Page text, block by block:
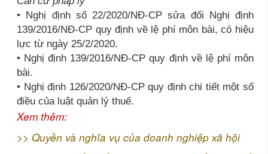
• Nghị định số 22/2020/NĐ-CP sửa đổi Nghị định
139/2016/NĐ-CP quy định về lệ phí môn bài, có hiệu
lực từ ngày 25/2/2020.
• Nghị định 139/2016/NĐ-CP quy định về lệ phí môn
bài.
• Nghị định 126/2020/NĐ-CP quy định chi tiết một số
điều của luật quản lý thuế.
Xem thêm:
>> Quyền và nghĩa vụ của doanh nghiệp xã hội